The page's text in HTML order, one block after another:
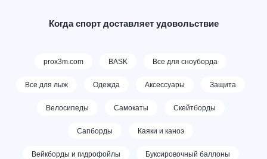
Когда спорт доставляет удовольствие
prox3m.com BASK Все для сноуборда
Все для лыж Одежда Аксессуары Защита
Велосипеды Самокаты Скейтборды
Сапборды Каяки и каноэ
Вейкборды и гидрофойлы Буксировочный баллоны